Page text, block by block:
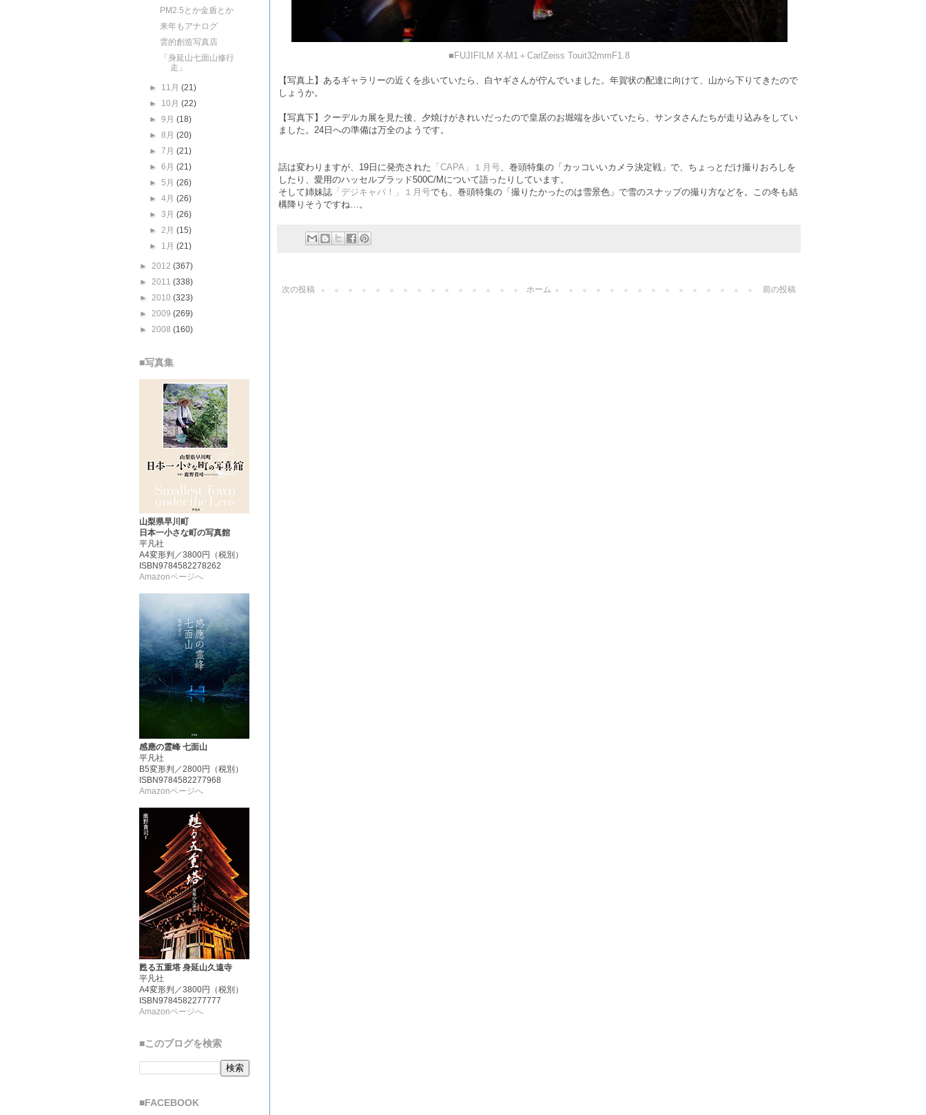
■FUJIFILM X-M1＋CarlZeiss Touit32mmF1.8
【写真上】あるギャラリーの近くを歩いていたら、白ヤギさんが佇んでいました。年賀状の配達に向けて、山から下りてきたので
しょうか。
【写真下】クーデルカ展を見た後、夕焼けがきれいだったので皇居のお堀端を歩いていたら、サンタさんたちが走り込みをしてい
ました。24日への準備は万全のようです。
話は変わりますが、19日に発売された 「CAPA」１月号 、巻頭特集の「カッコいいカメラ決定戦」で、ちょっとだけ撮りおろしを
したり、愛用のハッセルブラッド500C/Mについて語ったりしています。
そして姉妹誌 「デジキャパ！」１月号でも、巻頭特集の「撮りたかったのは雪景色」で雪のスナップの撮り方などを。この冬も結
構降りそうですね…。
次の投稿 前の投稿
ホーム
PM2.5とか金盾とか
来年もアナログ
雲的創造写真店
「身延山七面山修行
走」
► 11月(21)
► 10月(22)
►9月(18)
►8月(20)
►7月(21)
►6月(21)
►5月(26)
►4月(26)
►3月(26)
►2月(15)
► 1月(21)
► 2012 (367)
► 2011 (338)
► 2010 (323)
► 2009 (269)
► 2008 (160)
■写真集
山梨県早川町
日本一小さな町の写真館
平凡社
A4変形判／3800円（税別）
ISBN9784582278262
Amazonページへ
感應の霊峰 七面山
平凡社
B5変形判／2800円（税別）
ISBN9784582277968
Amazonページへ
甦る五重塔 身延山久遠寺
平凡社
A4変形判／3800円（税別）
ISBN9784582277777
Amazonページへ
■このブログを検索
■FACEBOOK